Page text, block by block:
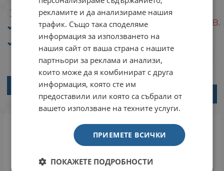
28.72€ / 56.17 ЛВ.
Вкус: Пилешко
Възраст: от 1 до 7
години
ВАРИАНТИ
Брой
104.12 ЛВ.
Вкус: Пилешко
Възраст: от 1 до 7
ВАРИАНТИ
рекламите и да анализираме нашия
трафик. Също така споделяме
информация за използването на
нашия сайт от ваша страна с нашите
партньори за реклама и анализи,
които може да я комбинират с друга
информация, която сте им
предоставили или която са събрали от
вашето използване на техните услуги.
ПРИЕМЕТЕ ВСИЧКИ
ПОКАЖЕТЕ ПОДРОБНОСТИ